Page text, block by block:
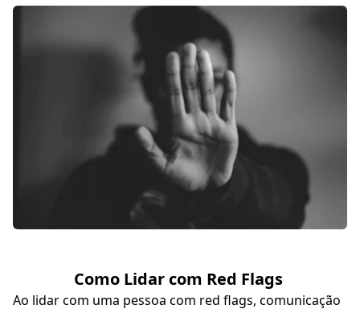
Como Lidar com Red Flags
Ao lidar com uma pessoa com red flags, comunicação